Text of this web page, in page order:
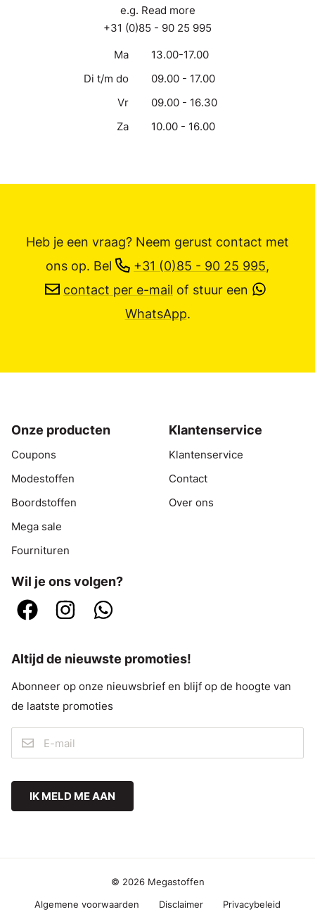
e.g. Read more
+31 (0)85 - 90 25 995
Ma
13.00-17.00
Di t/m do
09.00 - 17.00
Vr
09.00 - 16.30
Za
10.00 - 16.00
Heb je een vraag? Neem gerust contact met
ons op. Bel +31 (0)85 - 90 25 995,
contact per e-mail of stuur een
WhatsApp.
Onze producten
Coupons
Modestoffen
Boordstoffen
Mega sale
Fournituren
Klantenservice
Klantenservice
Contact
Over ons
Wil je ons volgen?
Altijd de nieuwste promoties!
Abonneer op onze nieuwsbrief en blijf op de hoogte van
de laatste promoties
IK MELD ME AAN
© 2026 Megastoffen
Algemene voorwaarden
Disclaimer Privacybeleid